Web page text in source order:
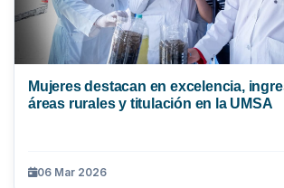
Mujeres destacan en excelencia,
áreas rurales y titulación en la UMSA
06 Mar 2026